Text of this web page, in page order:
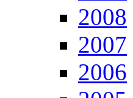
2008
2007
2006